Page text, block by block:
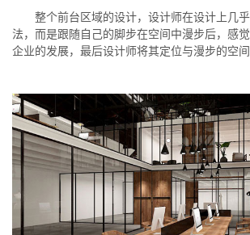
整个前台区域的设计，设计师在设计上几乎
法，而是跟随自己的脚步在空间中漫步后，感
企业的发展，最后设计师将其定位与漫步的空间